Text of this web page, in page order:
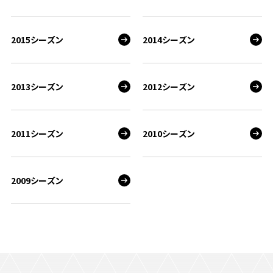
2015シーズン 2014シーズン
2013シーズン 2012シーズン
2011シーズン 2010シーズン
2009シーズン